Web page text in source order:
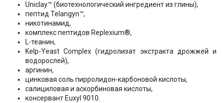
Uniclay™ (биотехнологический ингредиент из глины),
пептид Telangyn™,
никотинамид,
комплекс пептидов Replexium®,
L-теанин,
Kelp-Yeast Complex (гидролизат экстракта дрожжей и
водорослей),
аргинин,
цинковая соль пирролидон-карбоновой кислоты,
салициловая и аскорбиновая кислоты,
консервант Euxyl 9010.